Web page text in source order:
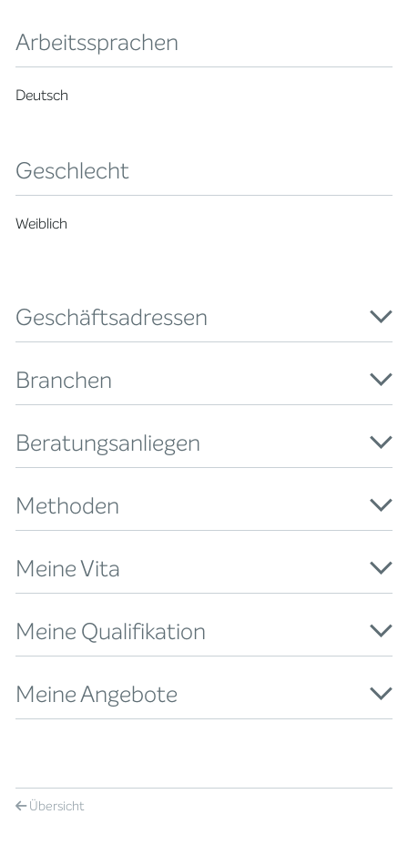
Arbeitssprachen
Deutsch
Geschlecht
Weiblich
Geschäftsadressen
Branchen
Beratungsanliegen
Methoden
Meine Vita
Meine Qualifikation
Meine Angebote
Übersicht